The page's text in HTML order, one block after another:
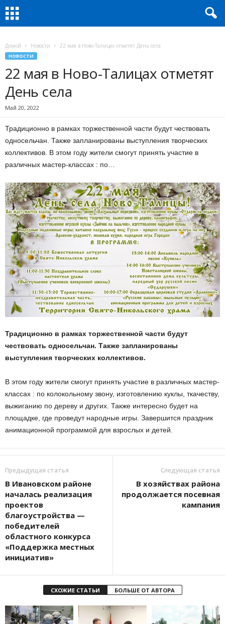
Домой Новости 22 мая в Ново-Талицах отметят День села
НОВОСТИ
22 мая в Ново-Талицах отметят
День села
Май 20, 2022
Традиционно в рамках торжественной части будут чествовать
односельчан. Также запланированы выступления творческих
коллективов. В этом году жители смогут принять участие в
различных мастер-классах : по…
Традиционно в рамках торжественной части будут
чествовать односельчан. Также запланированы
выступления творческих коллективов.
В этом году жители смогут принять участие в различных мастер-
классах : по колокольному звону, изготовлению куклы, ткачеству,
выжиганию по дереву и других. Также интересно будет на
площадке, где проведут народные игры. Завершится праздник
анимационной программой для взрослых и детей.
Предыдущая статья
В Ивановском районе
началась реализация
проектов
благоустройства —
победителей
областного конкурса
«Поддержка местных
инициатив»
Следующая статья
В хозяйствах района
продолжается посевная
кампания
СХОЖИЕ СТАТЬИ БОЛЬШЕ ОТ АВТОРА